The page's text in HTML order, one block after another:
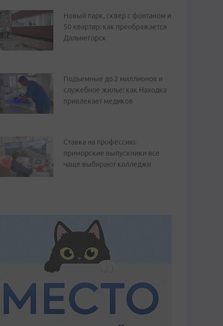
Новый парк, сквер с фонтаном и
50 квартир: как преображается
Дальнегорск
Подъемные до 2 миллионов и
служебное жилье: как Находка
привлекает медиков
Ставка на профессию:
приморские выпускники все
чаще выбирают колледжи